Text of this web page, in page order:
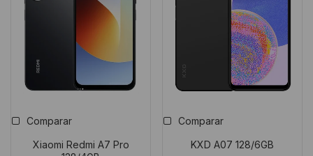
Comparar
Xiaomi Redmi A7 Pro
Comparar
KXD A07 128/6GB